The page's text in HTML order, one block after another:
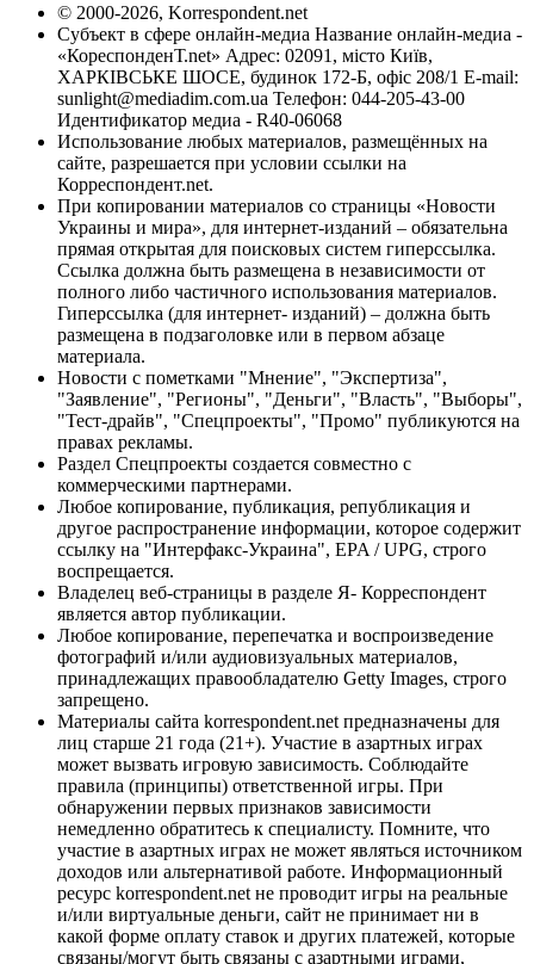
© 2000-2026, Korrespondent.net
Субъект в сфере онлайн-медиа Название онлайн-медиа -
«КореспонденТ.net» Адрес: 02091, місто Київ,
ХАРКІВСЬКЕ ШОСЕ, будинок 172-Б, офіс 208/1 E-mail:
sunlight@mediadim.com.ua Телефон: 044-205-43-00
Идентификатор медиа - R40-06068
Использование любых материалов, размещённых на
сайте, разрешается при условии ссылки на
Корреспондент.net.
При копировании материалов со страницы «Новости
Украины и мира», для интернет-изданий – обязательна
прямая открытая для поисковых систем гиперссылка.
Ссылка должна быть размещена в независимости от
полного либо частичного использования материалов.
Гиперссылка (для интернет- изданий) – должна быть
размещена в подзаголовке или в первом абзаце
материала.
Новости с пометками "Мнение", "Экспертиза",
"Заявление", "Регионы", "Деньги", "Власть", "Выборы",
"Тест-драйв", "Спецпроекты", "Промо" публикуются на
правах рекламы.
Раздел Спецпроекты создается совместно с
коммерческими партнерами.
Любое копирование, публикация, републикация и
другое распространение информации, которое содержит
ссылку на "Интерфакс-Украина", EPA / UPG, строго
воспрещается.
Владелец веб-страницы в разделе Я- Корреспондент
является автор публикации.
Любое копирование, перепечатка и воспроизведение
фотографий и/или аудиовизуальных материалов,
принадлежащих правообладателю Getty Images, строго
запрещено.
Материалы сайта korrespondent.net предназначены для
лиц старше 21 года (21+). Участие в азартных играх
может вызвать игровую зависимость. Соблюдайте
правила (принципы) ответственной игры. При
обнаружении первых признаков зависимости
немедленно обратитесь к специалисту. Помните, что
участие в азартных играх не может являться источником
доходов или альтернативой работе. Информационный
ресурс korrespondent.net не проводит игры на реальные
и/или виртуальные деньги, сайт не принимает ни в
какой форме оплату ставок и других платежей, которые
связаны/могут быть связаны с азартными играми,